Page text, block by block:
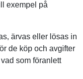
exempel på
ärvas eller lösas in
de köp och avgifter
som föranlett